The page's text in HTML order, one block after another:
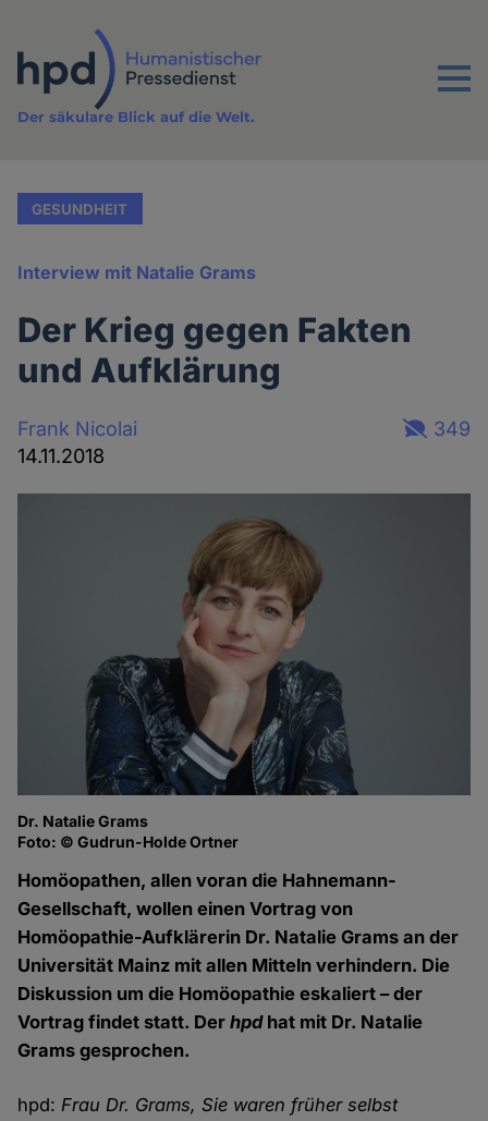
Inhalt
Menu
Der säkulare Blick auf die Welt.
GESUNDHEIT
Interview mit Natalie Grams
Der Krieg gegen Fakten
und Aufklärung
Frank Nicolai
14.11.2018
349
Dr. Natalie Grams
Foto: © Gudrun-Holde Ortner
Homöopathen, allen voran die Hahnemann-
Gesellschaft, wollen einen Vortrag von
Homöopathie-Aufklärerin Dr. Natalie Grams an der
Universität Mainz mit allen Mitteln verhindern. Die
Diskussion um die Homöopathie eskaliert – der
Vortrag findet statt. Derhpdhat mit Dr. Natalie
Grams gesprochen.
hpd:Frau Dr. Grams, Sie waren früher selbst